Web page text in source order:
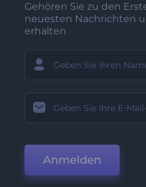
Gehören Sie zu den
neuesten Nachrichten
erhalten
Anmelden